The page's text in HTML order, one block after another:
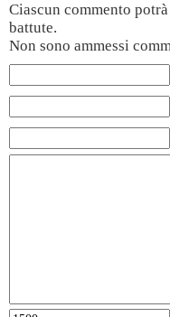
Ciascun commento
battute.
Non sono ammessi